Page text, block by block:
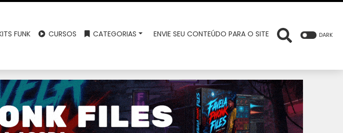
FUNK CURSOS CATEGORIAS ENVIE SEU CONTEÚDO PARA O SITE DARK